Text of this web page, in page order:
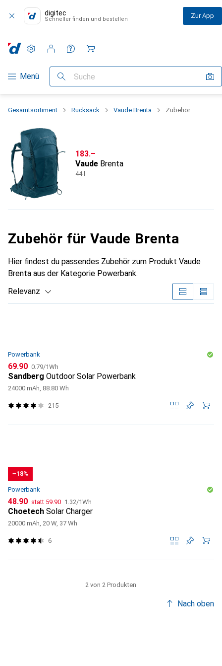
digitec
Schneller finden und bestellen Zur App
Navigation nach Kategorien
Menü Suche
Einstellungen
Kundenkonto
Vergleichslisten
Merklisten
Warenkorb
Gesamtsortiment Rucksack Vaude Brenta Zubehör
CHF
183.–
Vaude Brenta
44 l
Zubehör für Vaude Brenta
Hier findest du passendes Zubehör zum Produkt Vaude
Brenta aus der Kategorie Powerbank.
Relevanz
Powerbank
CHF
69.90 CHF
0.79/1Wh
Sandberg Outdoor Solar Powerbank
24000 mAh, 88.80 Wh
215
−18%
Powerbank
CHF
48.90 statt CHF
59.90 CHF
1.32/1Wh
Choetech Solar Charger
20000 mAh, 20 W, 37 Wh
6
2 von 2 Produkten
Nach oben